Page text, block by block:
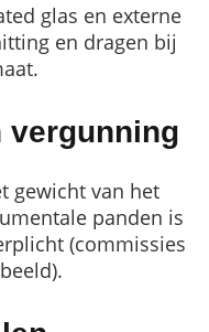
glas en externe
en dragen bij
vergunning
gewicht van het
panden is
(commissies